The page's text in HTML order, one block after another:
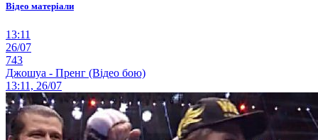
Відео матеріали
13:11
26/07
743
Джошуа - Пренг (Відео бою)
13:11, 26/07